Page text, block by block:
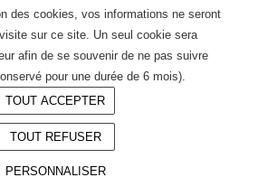
2026 —CRAFT Limoges
de confidentialité
des cookies, vos informations ne seront
sur ce site. Un seul cookie sera
afin de se souvenir de ne pas suivre
pour une durée de 6 mois).
TOUT ACCEPTER
TOUT REFUSER
PERSONNALISER